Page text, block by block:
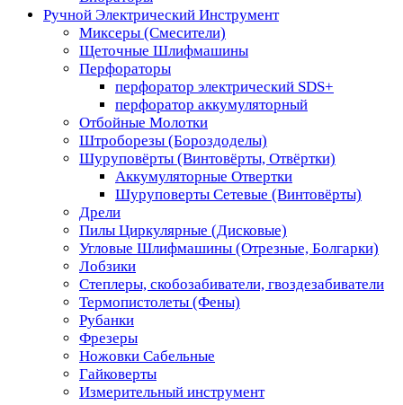
Ручной Электрический Инструмент
Миксеры (Смесители)
Щеточные Шлифмашины
Перфораторы
перфоратор электрический SDS+
перфоратор аккумуляторный
Отбойные Молотки
Штроборезы (Бороздоделы)
Шуруповёрты (Винтовёрты, Отвёртки)
Аккумуляторные Отвертки
Шуруповерты Сетевые (Винтовёрты)
Дрели
Пилы Циркулярные (Дисковые)
Угловые Шлифмашины (Отрезные, Болгарки)
Лобзики
Степлеры, скобозабиватели, гвоздезабиватели
Термопистолеты (Фены)
Рубанки
Фрезеры
Ножовки Сабельные
Гайковерты
Измерительный инструмент